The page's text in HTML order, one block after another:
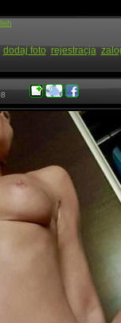
dodaj foto rejestracja